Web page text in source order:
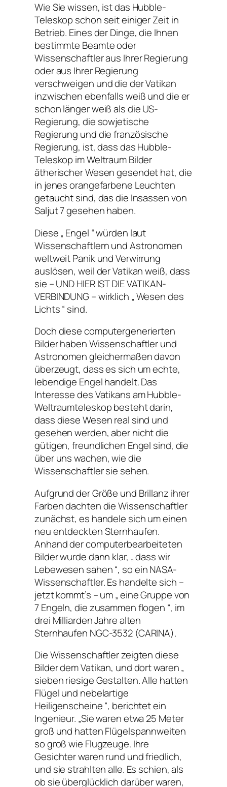
Wie Sie wissen, ist das Hubble-
Teleskop schon seit einiger Zeit in
Betrieb. Eines der Dinge, die Ihnen
bestimmte Beamte oder
Wissenschaftler aus Ihrer Regierung
oder aus Ihrer Regierung
verschweigen und die der Vatikan
inzwischen ebenfalls weiß und die er
schon länger weiß als die US-
Regierung, die sowjetische
Regierung und die französische
Regierung, ist, dass das Hubble-
Teleskop im Weltraum Bilder
ätherischer Wesen gesendet hat, die
in jenes orangefarbene Leuchten
getaucht sind, das die Insassen von
Saljut 7 gesehen haben.
Diese „ Engel “ würden laut
Wissenschaftlern und Astronomen
weltweit Panik und Verwirrung
auslösen, weil der Vatikan weiß, dass
sie – UND HIER IST DIE VATIKAN-
VERBINDUNG – wirklich „ Wesen des
Lichts “ sind.
Doch diese computergenerierten
Bilder haben Wissenschaftler und
Astronomen gleichermaßen davon
überzeugt, dass es sich um echte,
lebendige Engel handelt. Das
Interesse des Vatikans am Hubble-
Weltraumteleskop besteht darin,
dass diese Wesen real sind und
gesehen werden, aber nicht die
gütigen, freundlichen Engel sind, die
über uns wachen, wie die
Wissenschaftler sie sehen.
Aufgrund der Größe und Brillanz ihrer
Farben dachten die Wissenschaftler
zunächst, es handele sich um einen
neu entdeckten Sternhaufen.
Anhand der computerbearbeiteten
Bilder wurde dann klar, „ dass wir
Lebewesen sahen “, so ein NASA-
Wissenschaftler. Es handelte sich –
jetzt kommt’s – um „ eine Gruppe von
7 Engeln, die zusammen flogen “, im
drei Milliarden Jahre alten
Sternhaufen NGC-3532 (CARINA).
Die Wissenschaftler zeigten diese
Bilder dem Vatikan, und dort waren „
sieben riesige Gestalten. Alle hatten
Flügel und nebelartige
Heiligenscheine “, berichtet ein
Ingenieur. „Sie waren etwa 25 Meter
groß und hatten Flügelspannweiten
so groß wie Flugzeuge. Ihre
Gesichter waren rund und friedlich,
und sie strahlten alle. Es schien, als
ob sie überglücklich darüber waren,